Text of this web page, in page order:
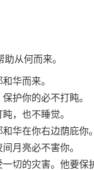
从何而来。
华而来。
护你的必不打盹。
，也不睡觉。
华在你右边荫庇你。
月亮必不害你。
切的灾害。他要保